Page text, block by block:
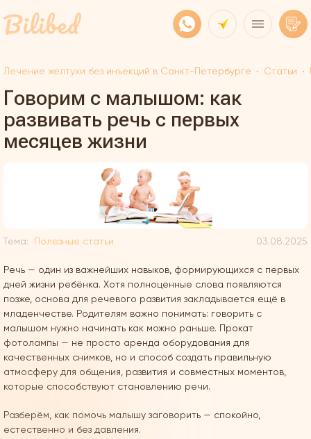
Лечение желтухи без инъекций в Санкт-Петербурге Статьи
Говорим с малышом: как
развивать речь с первых
месяцев жизни
Тема: Полезные статьи 03.08.2025
Речь — один из важнейших навыков, формирующихся с первых
дней жизни ребёнка. Хотя полноценные слова появляются
позже, основа для речевого развития закладывается ещё в
младенчестве. Родителям важно понимать: говорить с
малышом нужно начинать как можно раньше. Прокат
фотолампы — не просто аренда оборудования для
качественных снимков, но и способ создать правильную
атмосферу для общения, развития и совместных моментов,
которые способствуют становлению речи.
Разберём, как помочь малышу заговорить — спокойно,
естественно и без давления.